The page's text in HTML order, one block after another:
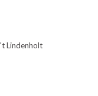
Lindenholt